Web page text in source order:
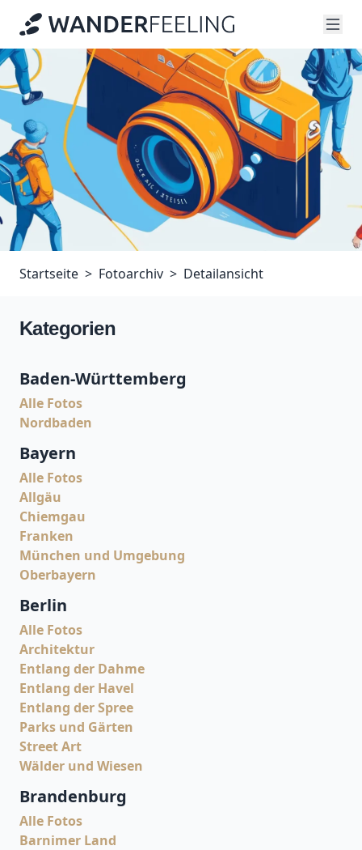
Startseite Fotoarchiv Detailansicht
Kategorien
Baden-Württemberg
Alle Fotos
Nordbaden
Bayern
Alle Fotos
Allgäu
Chiemgau
Franken
München und Umgebung
Oberbayern
Berlin
Alle Fotos
Architektur
Entlang der Dahme
Entlang der Havel
Entlang der Spree
Parks und Gärten
Street Art
Wälder und Wiesen
Brandenburg
Alle Fotos
Barnimer Land